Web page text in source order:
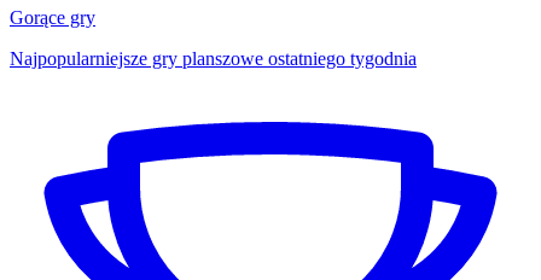
Gorące gry
Najpopularniejsze gry planszowe ostatniego tygodnia